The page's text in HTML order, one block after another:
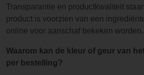
Transparantie en productkwaliteit
product is voorzien van een
online voor aanschaf bekeken worden.
Waarom kan de kleur of geur van
per bestelling?